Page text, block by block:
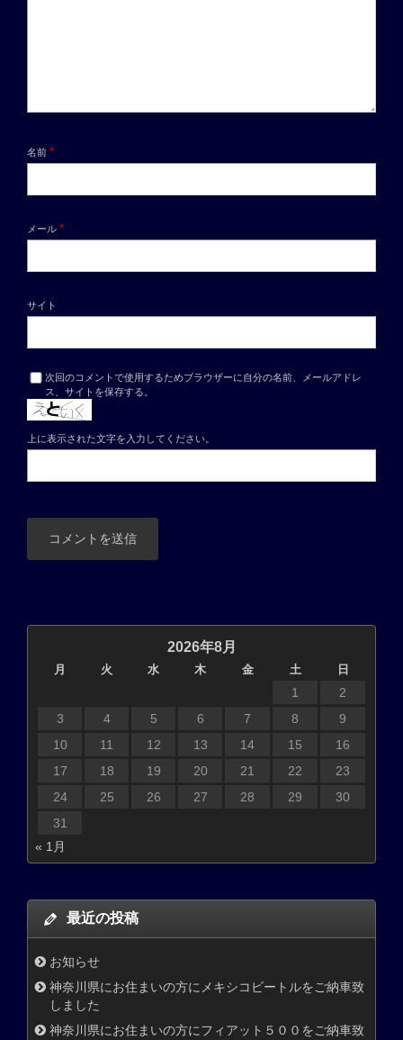
名前 *
メール *
サイト
次回のコメントで使用するためブラウザーに自分の名前、メールアドレ
ス、サイトを保存する。
上に表示された文字を入力してください。
2026年8月
月 火 水 木 金 土 日
1
2
3
4 5 6 7 8
9
10
11 12 13 14 15
16
17
18 19 20 21 22
23
24
25 26 27 28 29
30
31
« 1月
最近の投稿
お知らせ
神奈川県にお住まいの方にメキシコビートルをご納車致
しました
神奈川県にお住まいの方にフィアット５００をご納車致